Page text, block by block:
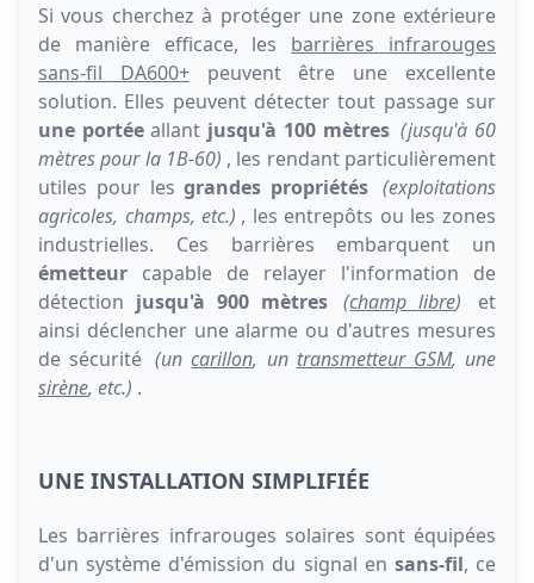
Si vous cherchez à protéger une zone extérieure
de manière efficace, les barrières infrarouges
sans-fil DA600+peuvent être une excellente
solution. Elles peuvent détecter tout passage sur
une portéeallant jusqu'à 100 mètres (jusqu'à 60
mètres pour la 1B-60) , les rendant particulièrement
utiles pour lesgrandes propriétés (exploitations
agricoles, champs, etc.) , les entrepôts ou les zones
industrielles. Ces barrières embarquent un
émetteur capable de relayer l'information de
détection jusqu'à 900 mètres (champ libre)
et
ainsi déclencher une alarme ou d'autres mesures
de sécurité (uncarillon, un transmetteur GSM, une
sirène, etc.) .
UNE INSTALLATION SIMPLIFIÉE
Les barrières infrarouges solaires sont équipées
d'un système d'émission du signal en sans-fil, ce